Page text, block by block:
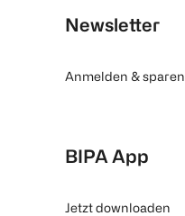
Newsletter
Anmelden & sparen
BIPA App
Jetzt downloaden